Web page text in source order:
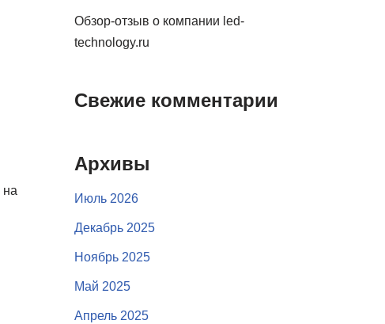
на
Обзор-отзыв о компании led-
technology.ru
Свежие комментарии
Архивы
Июль 2026
Декабрь 2025
Ноябрь 2025
Май 2025
Апрель 2025